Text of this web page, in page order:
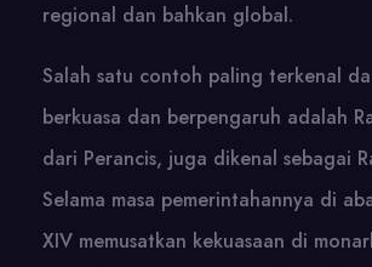
regional dan bahkan global.
Salah satu contoh paling terkenal
berkuasa dan berpengaruh adalah
dari Perancis, juga dikenal sebagai
Selama masa pemerintahannya di
XIV memusatkan kekuasaan di